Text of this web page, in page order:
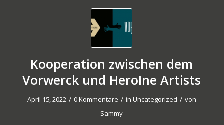
Kooperation zwischen dem
Vorwerck und HeroIne Artists
April 15, 2022 / 0 Kommentare / in Uncategorized / von
Sammy